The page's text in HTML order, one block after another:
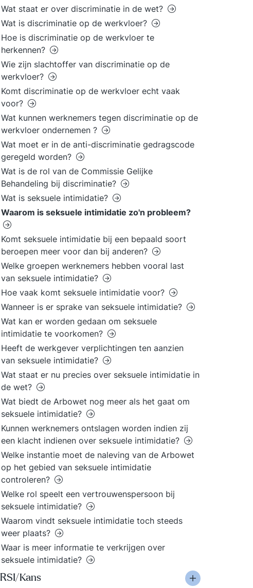
Wat staat er over discriminatie in de wet?
Wat is discriminatie op de werkvloer?
Hoe is discriminatie op de werkvloer te
herkennen?
Wie zijn slachtoffer van discriminatie op de
werkvloer?
Komt discriminatie op de werkvloer echt vaak
voor?
Wat kunnen werknemers tegen discriminatie op de
werkvloer ondernemen ?
Wat moet er in de anti-discriminatie gedragscode
geregeld worden?
Wat is de rol van de Commissie Gelijke
Behandeling bij discriminatie?
Wat is seksuele intimidatie?
Waarom is seksuele intimidatie zo'n probleem?
Komt seksuele intimidatie bij een bepaald soort
beroepen meer voor dan bij anderen?
Welke groepen werknemers hebben vooral last
van seksuele intimidatie?
Hoe vaak komt seksuele intimidatie voor?
Wanneer is er sprake van seksuele intimidatie?
Wat kan er worden gedaan om seksuele
intimidatie te voorkomen?
Heeft de werkgever verplichtingen ten aanzien
van seksuele intimidatie?
Wat staat er nu precies over seksuele intimidatie in
de wet?
Wat biedt de Arbowet nog meer als het gaat om
seksuele intimidatie?
Kunnen werknemers ontslagen worden indien zij
een klacht indienen over seksuele intimidatie?
Welke instantie moet de naleving van de Arbowet
op het gebied van seksuele intimidatie
controleren?
Welke rol speelt een vertrouwenspersoon bij
seksuele intimidatie?
Waarom vindt seksuele intimidatie toch steeds
weer plaats?
Waar is meer informatie te verkrijgen over
seksuele intimidatie?
RSI/Kans